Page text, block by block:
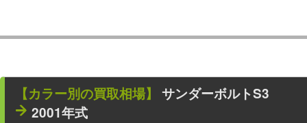
【カラー別の買取相場】 サンダーボルトS3
2001年式